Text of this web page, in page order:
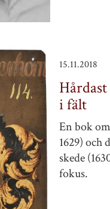
i fält
En bok
1629) och
skede
fokus.
15.11.2018